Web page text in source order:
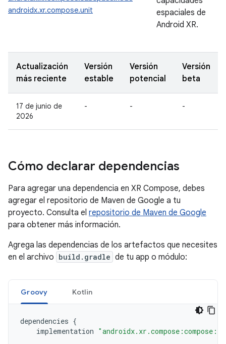
androidx.xr.compose.unit
espaciales de
Android XR.
Actualización
más reciente
Versión
estable
Versión
potencial
Versión
beta
17 de junio de
2026
- - -
Cómo declarar dependencias
Para agregar una dependencia en XR Compose, debes
agregar el repositorio de Maven de Google a tu
proyecto. Consulta el repositorio de Maven de Google
para obtener más información.
Agrega las dependencias de los artefactos que necesites
en el archivo build.gradle de tu app o módulo:
Groovy Kotlin
dependencies {
implementation